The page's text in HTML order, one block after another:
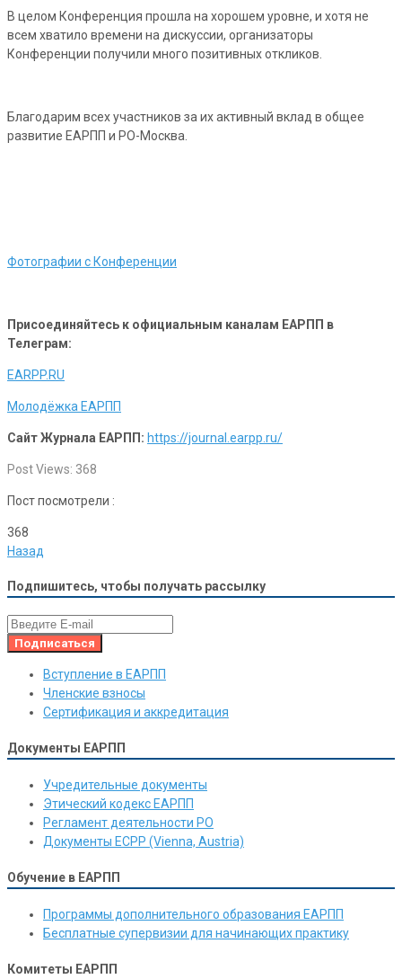
В целом Конференция прошла на хорошем уровне, и хотя не
всем хватило времени на дискуссии, организаторы
Конференции получили много позитивных откликов.
Благодарим всех участников за их активный вклад в общее
развитие ЕАРПП и РО-Москва.
Фотографии с Конференции
Присоединяйтесь к официальным каналам ЕАРПП в
Телеграм:
EARPP.RU
Молодёжка ЕАРПП
Сайт Журнала ЕАРПП: https://journal.earpp.ru/
Post Views: 368
Пост посмотрели :
368
Назад
Подпишитесь, чтобы получать рассылку
Вступление в ЕАРПП
Членские взносы
Сертификация и аккредитация
Документы ЕАРПП
Учредительные документы
Этический кодекс ЕАРПП
Регламент деятельности РО
Документы ЕСРР (Vienna, Austria)
Обучение в ЕАРПП
Программы дополнительного образования ЕАРПП
Бесплатные супервизии для начинающих практику
Комитеты ЕАРПП